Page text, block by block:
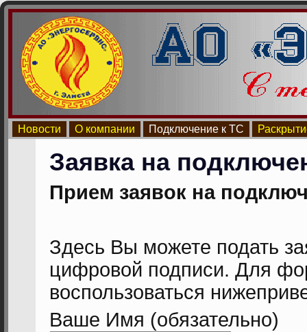
Новости О компании Подключение к ТС
Заявка на
Прием заявок на
Здесь Вы можете подать
цифровой подписи. Для
воспользоваться
Ваше Имя (обязательно)